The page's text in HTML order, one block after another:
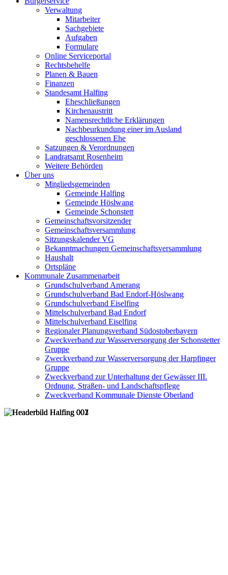
Verwaltung
Mitarbeiter
Sachgebiete
Aufgaben
Formulare
Online Serviceportal
Rechtsbehelfe
Planen & Bauen
Finanzen
Standesamt Halfing
Eheschließungen
Kirchenaustritt
Namensrechtliche Erklärungen
Nachbeurkundung einer im Ausland
geschlossenen Ehe
Satzungen & Verordnungen
Landratsamt Rosenheim
Weitere Behörden
Über uns
Mitgliedsgemeinden
Gemeinde Halfing
Gemeinde Höslwang
Gemeinde Schonstett
Gemeinschaftsvorsitzender
Gemeinschaftsversammlung
Sitzungskalender VG
Bekanntmachungen Gemeinschaftsversammlung
Haushalt
Ortspläne
Kommunale Zusammenarbeit
Grundschulverband Amerang
Grundschulverband Bad Endorf-Höslwang
Grundschulverband Eiselfing
Mittelschulverband Bad Endorf
Mittelschulverband Eiselfing
Regionaler Planungsverband Südostoberbayern
Zweckverband zur Wasserversorgung der Schonstetter
Gruppe
Zweckverband zur Wasserversorgung der Harpfinger
Gruppe
Zweckverband zur Unterhaltung der Gewässer III.
Ordnung, Straßen- und Landschaftspflege
Zweckverband Kommunale Dienste Oberland